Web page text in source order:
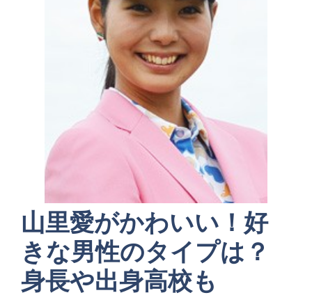
山里愛がかわいい！好
きな男性のタイプは？
身長や出身高校も